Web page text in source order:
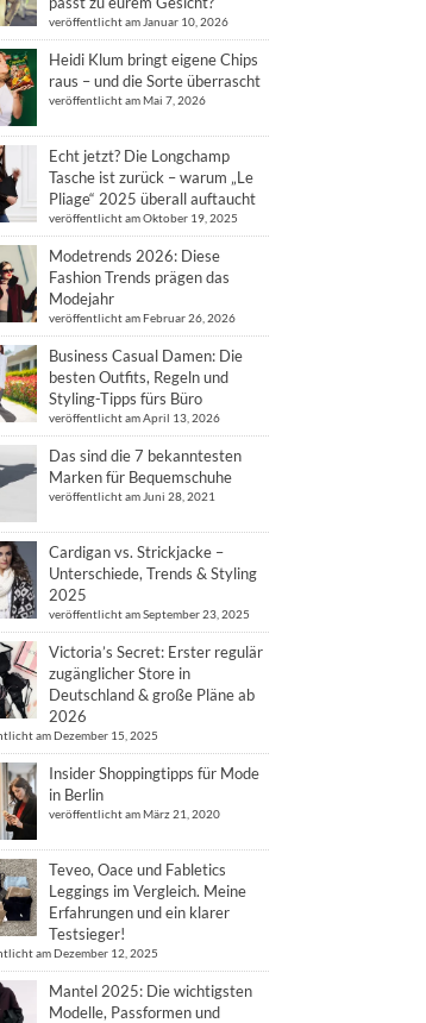
veröffentlicht am Januar 10, 2026
Heidi Klum bringt eigene Chips
raus – und die Sorte überrascht
veröffentlicht am Mai 7, 2026
Echt jetzt? Die Longchamp
Tasche ist zurück – warum „Le
Pliage“ 2025 überall auftaucht
veröffentlicht am Oktober 19, 2025
Modetrends 2026: Diese
Fashion Trends prägen das
Modejahr
veröffentlicht am Februar 26, 2026
Business Casual Damen: Die
besten Outfits, Regeln und
Styling-Tipps fürs Büro
veröffentlicht am April 13, 2026
Das sind die 7 bekanntesten
Marken für Bequemschuhe
veröffentlicht am Juni 28, 2021
Cardigan vs. Strickjacke –
Unterschiede, Trends & Styling
2025
veröffentlicht am September 23, 2025
Victoria’s Secret: Erster regulär
zugänglicher Store in
Deutschland & große Pläne ab
2026
am Dezember 15, 2025
Insider Shoppingtipps für Mode
in Berlin
veröffentlicht am März 21, 2020
Teveo, Oace und Fabletics
Leggings im Vergleich. Meine
Erfahrungen und ein klarer
Testsieger!
am Dezember 12, 2025
Mantel 2025: Die wichtigsten
Modelle, Passformen und